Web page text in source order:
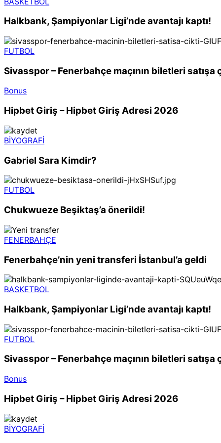
Halkbank, Şampiyonlar Ligi’nde avantajı kaptı!
FUTBOL
Sivasspor – Fenerbahçe maçının biletleri satışa
Bonus
Hipbet Giriş – Hipbet Giriş Adresi 2026
BİYOGRAFİ
Gabriel Sara Kimdir?
FUTBOL
Chukwueze Beşiktaş’a önerildi!
FENERBAHÇE
Fenerbahçe’nin yeni transferi İstanbul’a geldi
BASKETBOL
Halkbank, Şampiyonlar Ligi’nde avantajı kaptı!
FUTBOL
Sivasspor – Fenerbahçe maçının biletleri satışa
Bonus
Hipbet Giriş – Hipbet Giriş Adresi 2026
BİYOGRAFİ